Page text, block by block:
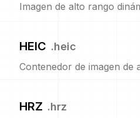
Imagen de alto rango
HEIC .heic
Contenedor de imagen de
HRZ .hrz